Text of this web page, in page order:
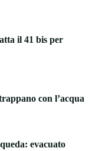
il 41 bis per
con l’acqua
evacuato